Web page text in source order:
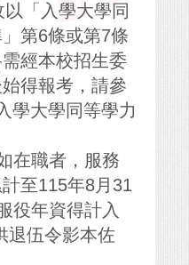
「入學大學同
第6條或第7條
經本校招生委
得報考，請參
學大學同等學力
在職者，服務
至115年8月31
役年資得計入
退伍令影本佐